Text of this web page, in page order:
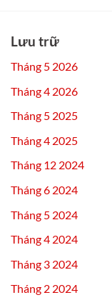
Lưu trữ
Tháng 5 2026
Tháng 4 2026
Tháng 5 2025
Tháng 4 2025
Tháng 12 2024
Tháng 6 2024
Tháng 5 2024
Tháng 4 2024
Tháng 3 2024
Tháng 2 2024